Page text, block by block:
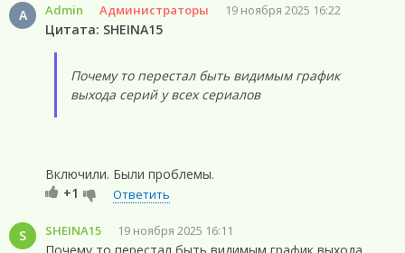
A Admin Администраторы 19 ноября 2025 16:22
Цитата: SHEINA15
Почему то перестал быть видимым график
выхода серий у всех сериалов
Включили. Были проблемы.
+1
Ответить
S SHEINA15 19 ноября 2025 16:11